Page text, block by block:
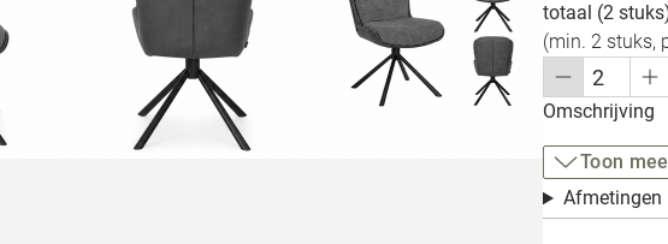
totaal (2
(min. 2 stuks,
Omschrijving
Toon
Afmetingen